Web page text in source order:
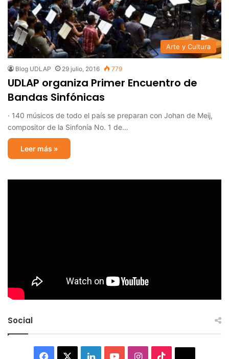
Arte y Cultura
Blog UDLAP 29 julio, 2016 779
UDLAP organiza Primer Encuentro de
Bandas Sinfónicas
· 140 músicos de todo el país se preparan con Johan de Meij,
compositor de la Sinfonía No. 1 de…
Leer más »
Social
Facebook LinkedInYouTubeInstagram